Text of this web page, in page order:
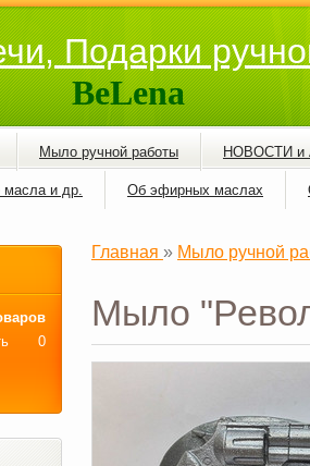
Подарки
BeLena
Мыло ручной работы НОВОСТИ и
и др. Об эфирных маслах
Главная » Мыло ручной
Мыло
0